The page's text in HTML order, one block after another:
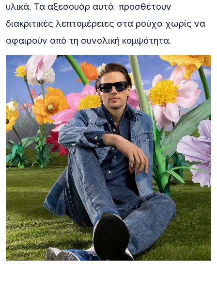
υλικά. Τα αξεσουάρ αυτά προσθέτουν
διακριτικές λεπτομέρειες στα ρούχα χωρίς να
αφαιρούν από τη συνολική κομψότητα.